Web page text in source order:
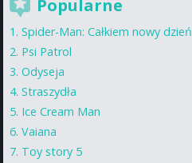
Popularne
Spider-Man: Całkiem nowy dzień
Psi Patrol
Odyseja
Straszydła
Ice Cream Man
Vaiana
Toy story 5